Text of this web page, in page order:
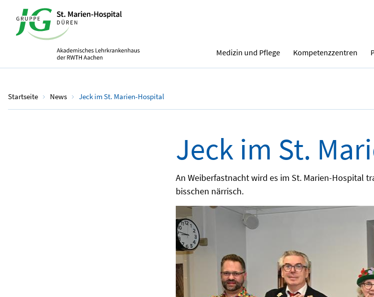
Medizin und Pflege Kompetenzzentren
Startseite News Jeck im St. Marien-Hospital
Jeck im St.
An Weiberfastnacht wird es im St. Marien-Hospital
bisschen närrisch.